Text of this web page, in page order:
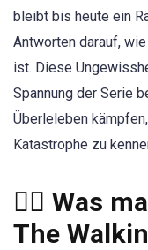
bleibt bis heute ein
Antworten darauf,
ist. Diese
Spannung der Serie
Überleleben
Katastrophe zu
🧟‍♂️ Was
The